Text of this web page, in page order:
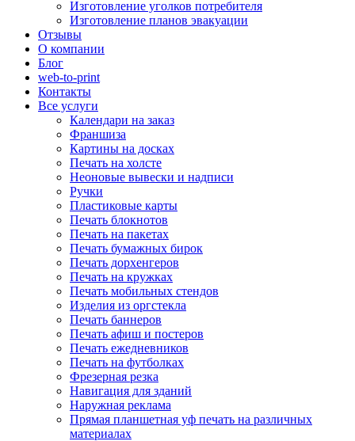
Изготовление уголков потребителя
Изготовление планов эвакуации
Отзывы
О компании
Блог
web-to-print
Контакты
Все услуги
Календари на заказ
Франшиза
Картины на досках
Печать на холсте
Неоновые вывески и надписи
Ручки
Пластиковые карты
Печать блокнотов
Печать на пакетах
Печать бумажных бирок
Печать дорхенгеров
Печать на кружках
Печать мобильных стендов
Изделия из оргстекла
Печать баннеров
Печать афиш и постеров
Печать ежедневников
Печать на футболках
Фрезерная резка
Навигация для зданий
Наружная реклама
Прямая планшетная уф печать на различных
материалах